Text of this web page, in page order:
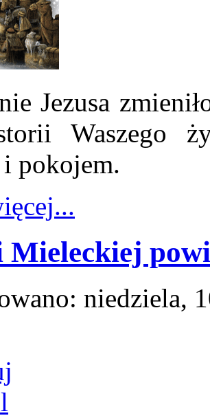
Jezusa
Waszego
pokojem.
niedziela,